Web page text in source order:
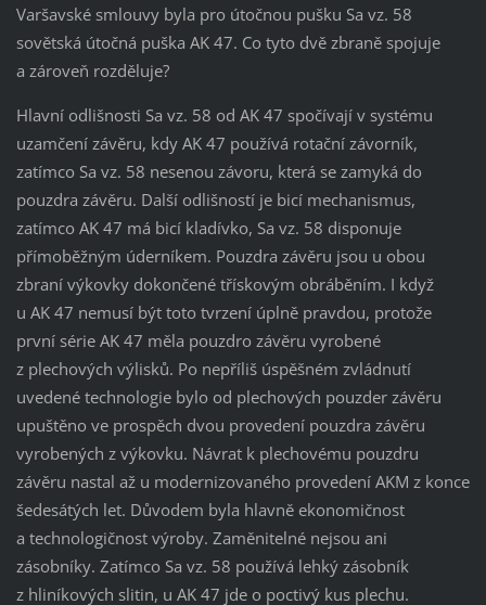
Varšavské smlouvy byla pro útočnou pušku Sa vz. 58
sovětská útočná puška AK 47. Co tyto dvě zbraně spojuje
a zároveň rozděluje?
Hlavní odlišnosti Sa vz. 58 od AK 47 spočívají v systému
uzamčení závěru, kdy AK 47 používá rotační závorník,
zatímco Sa vz. 58 nesenou závoru, která se zamyká do
pouzdra závěru. Další odlišností je bicí mechanismus,
zatímco AK 47 má bicí kladívko, Sa vz. 58 disponuje
přímoběžným úderníkem. Pouzdra závěru jsou u obou
zbraní výkovky dokončené třískovým obráběním. I když
u AK 47 nemusí být toto tvrzení úplně pravdou, protože
první série AK 47 měla pouzdro závěru vyrobené
z plechových výlisků. Po nepříliš úspěšném zvládnutí
uvedené technologie bylo od plechových pouzder závěru
upuštěno ve prospěch dvou provedení pouzdra závěru
vyrobených z výkovku. Návrat k plechovému pouzdru
závěru nastal až u modernizovaného provedení AKM z konce
šedesátých let. Důvodem byla hlavně ekonomičnost
a technologičnost výroby. Zaměnitelné nejsou ani
zásobníky. Zatímco Sa vz. 58 používá lehký zásobník
z hliníkových slitin, u AK 47 jde o poctivý kus plechu.